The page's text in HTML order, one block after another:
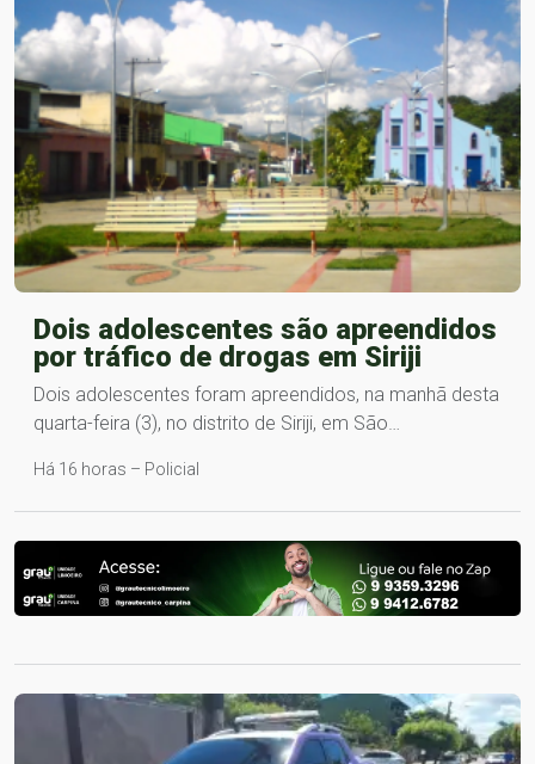
Dois adolescentes são apreendidos
por tráfico de drogas em Siriji
Dois adolescentes foram apreendidos, na manhã desta
quarta-feira (3), no distrito de Siriji, em São…
Há 16 horas – Policial